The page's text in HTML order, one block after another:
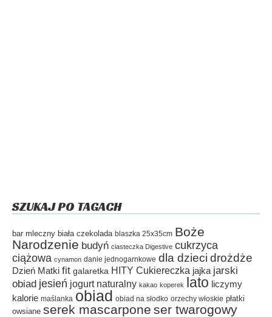
SZUKAJ PO TAGACH
bar mleczny biała czekolada blaszka 25x35cm Boże
Narodzenie budyń ciasteczka Digestive cukrzyca
ciążowa cynamon danie jednogarnkowe dla dzieci drożdże
Dzień Matki fit galaretka HITY Cukiereczka jajka jarski
obiad jesień jogurt naturalny kakao koperek lato liczymy
kalorie maślanka obiad obiad na słodko orzechy włoskie płatki
owsiane serek mascarpone ser twarogowy